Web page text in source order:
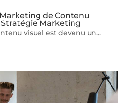
de Contenu
Marketing
visuel est devenu un...